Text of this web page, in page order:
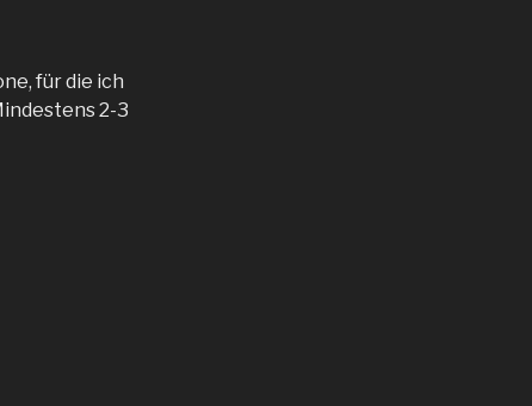
für die ich
2-3